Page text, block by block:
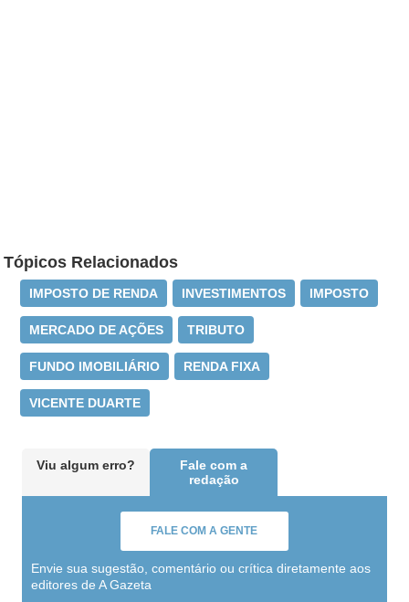
Tópicos Relacionados
IMPOSTO DE RENDA INVESTIMENTOS IMPOSTO
MERCADO DE AÇÕES TRIBUTO
FUNDO IMOBILIÁRIO RENDA FIXA
VICENTE DUARTE
Viu algum erro?
Fale com a
redação
FALE COM A GENTE
Envie sua sugestão, comentário ou crítica diretamente aos
editores de A Gazeta